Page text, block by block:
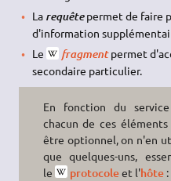
La requêtepermet de faire
d'information
Le
fragmentpermet
secondaire particulier.
En fonction du service
chacun de ces éléments
être optionnel, on n'en
que quelques-uns,
le
protocoleet l'hôte :